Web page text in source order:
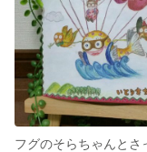
フグのそらちゃんとさ